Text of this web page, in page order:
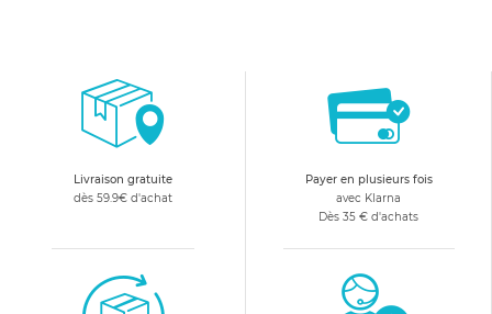
Livraison gratuite
dès 59.9€ d'achat
Payer en plusieurs fois
avec Klarna
Dès 35 € d'achats